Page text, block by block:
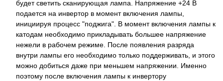
будет светить сканирующая лампа. Напряжение +24 В
подается на инвертор в момент включения лампы,
инициируя процесс "поджига". В момент включения лампы к
катодам необходимо прикладывать большее напряжение
нежели в рабочем режиме. После появления разряда
внутри лампы его необходимо только поддерживать, и этого
можно добиться даже при меньшем напряжении. Именно
поэтому после включения лампы к инвертору